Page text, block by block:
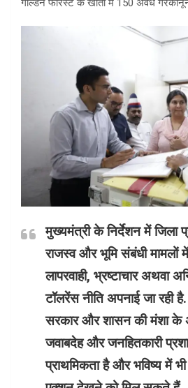
गोल्डन फॉरेस्ट के खातों में 150 अवैध
मुख्यमंत्री के निर्देशन में जिला
राजस्व और भूमि संबंधी मामलों
लापरवाही, भ्रष्टाचार अथवा
टॉलरेंस नीति अपनाई जा रही
सरकार और शासन की मंशा के
जवाबदेह और जनहितकारी
प्राथमिकता है और भविष्य में